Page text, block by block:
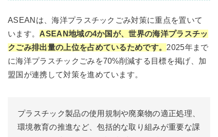
ASEANは、海洋プラスチックごみ対策に重点を置いて
います。 ASEAN地域の4か国が、世界の海洋プラスチッ
クごみ排出量の上位を占めているためです。 2025年まで
に海洋プラスチックごみを70%削減する目標を掲げ、加
盟国が連携して対策を進めています。
プラスチック製品の使用規制や廃棄物の適正処理、
環境教育の推進など、包括的な取り組みが重要な課